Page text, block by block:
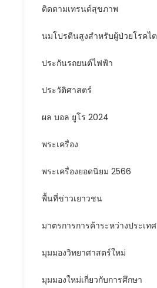
ติดตามเทรนด์สุขภาพ
นมโปรตีนสูงสำหรับผู้ป่วยโรคไต
ประกันรถยนต์ไฟฟ้า
ประวัติศาสตร์
ผล บอล ยูโร 2024
พระเครื่อง
พระเครื่องยอดนิยม 2566
พื้นที่ข่าวเยาวชน
มาตรการการค้าระหว่างประเทศ
มุมมองวิทยาศาสตร์ใหม่
มุมมองใหม่เกี่ยวกับการศึกษา